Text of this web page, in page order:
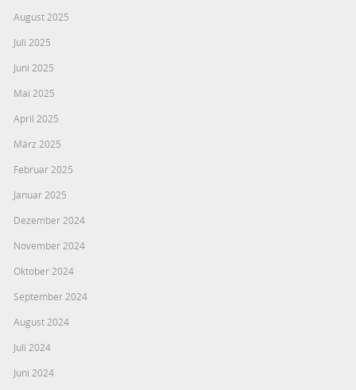
August 2025
Juli 2025
Juni 2025
Mai 2025
April 2025
März 2025
Februar 2025
Januar 2025
Dezember 2024
November 2024
Oktober 2024
September 2024
August 2024
Juli 2024
Juni 2024